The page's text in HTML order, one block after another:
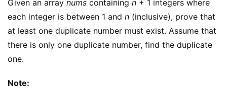
Given an array nums containing n + 1 integers where
each integer is between 1 and n (inclusive), prove that
at least one duplicate number must exist. Assume that
there is only one duplicate number, find the duplicate
one.
Note: